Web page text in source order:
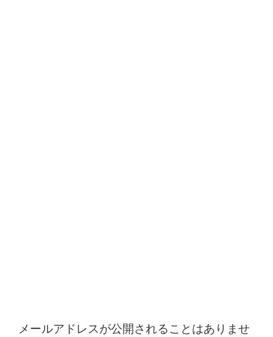
メールアドレスが公開されることはありませ